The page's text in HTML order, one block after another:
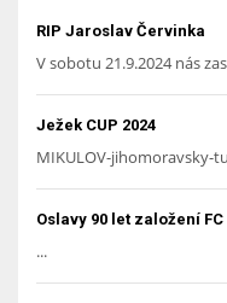
RIP Jaroslav Červinka
V sobotu 21.9.2024 nás
Ježek CUP 2024
MIKULOV-jihomoravsky-
Oslavy 90 let založení
...